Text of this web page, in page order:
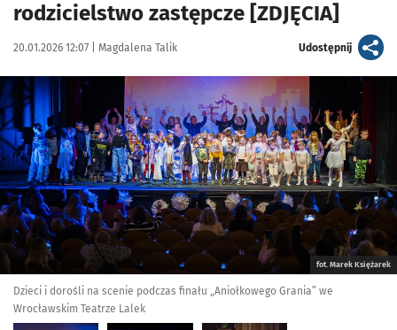
rodzicielstwo zastępcze [ZDJĘCIA]
Data publikacji:
20.01.2026 12:07 | Autor:
Magdalena Talik Udostępnijartykuł
Kliknij, aby zobaczyć galerię
fot. Marek Księżarek
Dzieci i dorośli na scenie podczas finału „Aniołkowego Grania” we
Wrocławskim Teatrze Lalek